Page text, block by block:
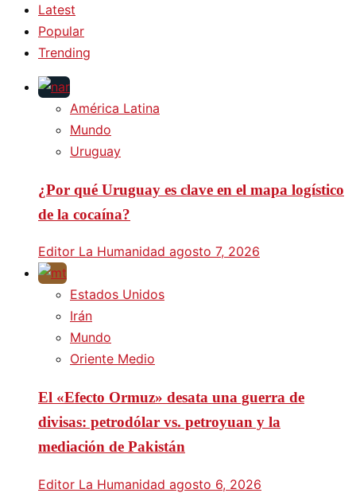
Latest
Popular
Trending
América Latina
Mundo
Uruguay
¿Por qué Uruguay es clave en el mapa logístico
de la cocaína?
Editor La Humanidad agosto 7, 2026
Estados Unidos
Irán
Mundo
Oriente Medio
El «Efecto Ormuz» desata una guerra de
divisas: petrodólar vs. petroyuan y la
mediación de Pakistán
Editor La Humanidad agosto 6, 2026